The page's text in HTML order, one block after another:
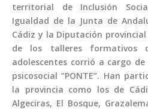
territorial de Inclusión
Igualdad de la Junta de
Cádiz y la Diputación
de los talleres formativos
adolescentes corrió a cargo
psicosocial “PONTE”. Han
la provincia como los de
Algeciras, El Bosque,